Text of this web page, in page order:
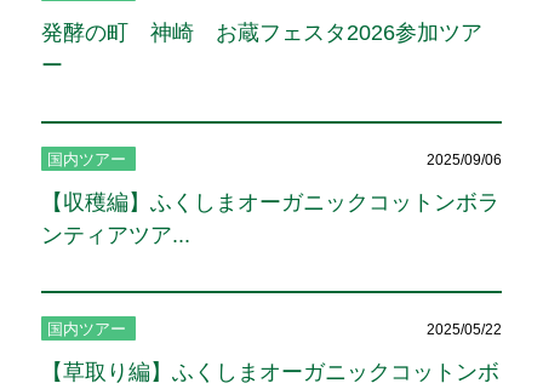
発酵の町 神崎 お蔵フェスタ2026参加ツア
ー
国内ツアー 2025/09/06
【収穫編】ふくしまオーガニックコットンボラ
ンティアツア...
国内ツアー 2025/05/22
【草取り編】ふくしまオーガニックコットンボ